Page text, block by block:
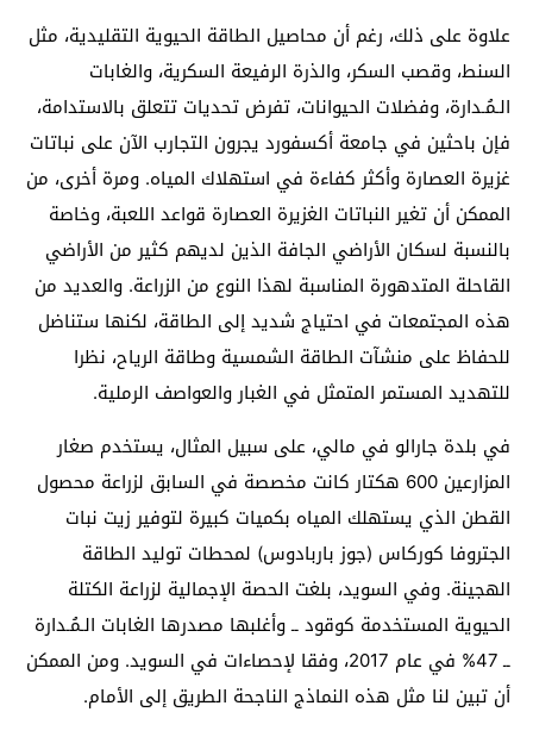
علاوة على ذلك، رغم أن محاصيل الطاقة الحيوية التقليدية، مثل
السنط، وقصب السكر، والذرة الرفيعة السكرية، والغابات
الـمُـدارة، وفضلات الحيوانات، تفرض تحديات تتعلق بالاستدامة،
فإن باحثين في جامعة أكسفورد يجرون التجارب الآن على نباتات
غزيرة العصارة وأكثر كفاءة في استهلاك المياه. ومرة أخرى، من
الممكن أن تغير النباتات الغزيرة العصارة قواعد اللعبة، وخاصة
بالنسبة لسكان الأراضي الجافة الذين لديهم كثير من الأراضي
القاحلة المتدهورة المناسبة لهذا النوع من الزراعة. والعديد من
هذه المجتمعات في احتياج شديد إلى الطاقة، لكنها ستناضل
للحفاظ على منشآت الطاقة الشمسية وطاقة الرياح، نظرا
للتهديد المستمر المتمثل في الغبار والعواصف الرملية.
في بلدة جارالو في مالي، على سبيل المثال، يستخدم صغار
المزارعين 600 هكتار كانت مخصصة في السابق لزراعة محصول
القطن الذي يستهلك المياه بكميات كبيرة لتوفير زيت نبات
الجتروفا كوركاس (جوز باربادوس) لمحطات توليد الطاقة
الهجينة. وفي السويد، بلغت الحصة الإجمالية لزراعة الكتلة
الحيوية المستخدمة كوقود ــ وأغلبها مصدرها الغابات الـمُـدارة
ــ 47% في عام 2017، وفقا لإحصاءات في السويد. ومن الممكن
أن تبين لنا مثل هذه النماذج الناجحة الطريق إلى الأمام.